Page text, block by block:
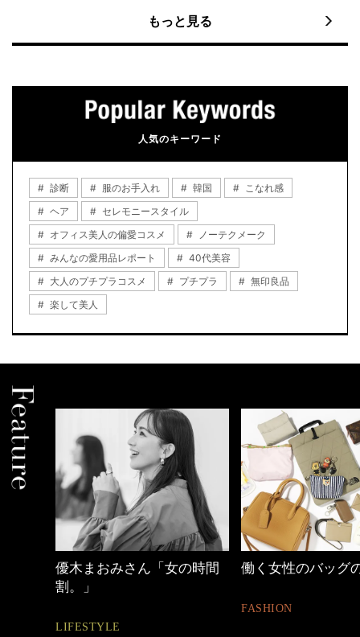
もっと見る
人気のキーワード
診断 服のお手入れ 韓国
こなれ感
ヘア
セレモニースタイル
オフィス美人の偏愛コスメ
ノーテクメーク
みんなの愛用品レポート
40代美容
大人のプチプラコスメ
プチプラ
無印良品
楽して美人
働く女性のバッグの中身
【ワーママのきれ